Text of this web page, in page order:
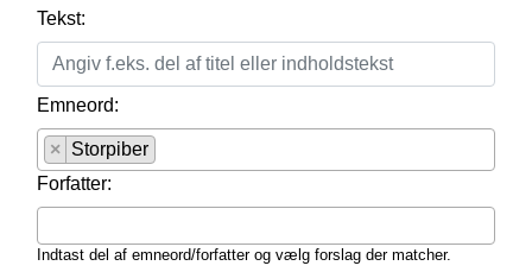
Tekst:
Emneord:
×
Storpiber
Forfatter:
Indtast del af emneord/forfatter og vælg forslag der matcher.